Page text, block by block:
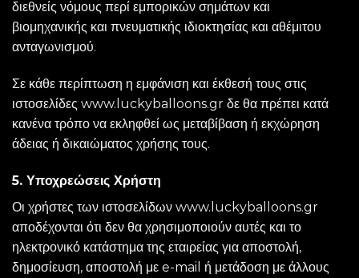
διεθνείς νόμους περί εμπορικών σημάτων και
βιομηχανικής και πνευματικής ιδιοκτησίας και αθέμιτου
ανταγωνισμού.
Σε κάθε περίπτωση η εμφάνιση και έκθεσή τους στις
ιστοσελίδες www.luckyballoons.gr δε θα πρέπει κατά
κανένα τρόπο να εκληφθεί ως μεταβίβαση ή εκχώρηση
άδειας ή δικαιώματος χρήσης τους.
5. Υποχρεώσεις Χρήστη
Οι χρήστες των ιστοσελίδων www.luckyballoons.gr
αποδέχονται ότι δεν θα χρησιμοποιούν αυτές και το
ηλεκτρονικό κατάστημα της εταιρείας για αποστολή,
δημοσίευση, αποστολή με e-mail ή μετάδοση με άλλους